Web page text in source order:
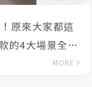
原來大家都這
的4大場景全公
MORE